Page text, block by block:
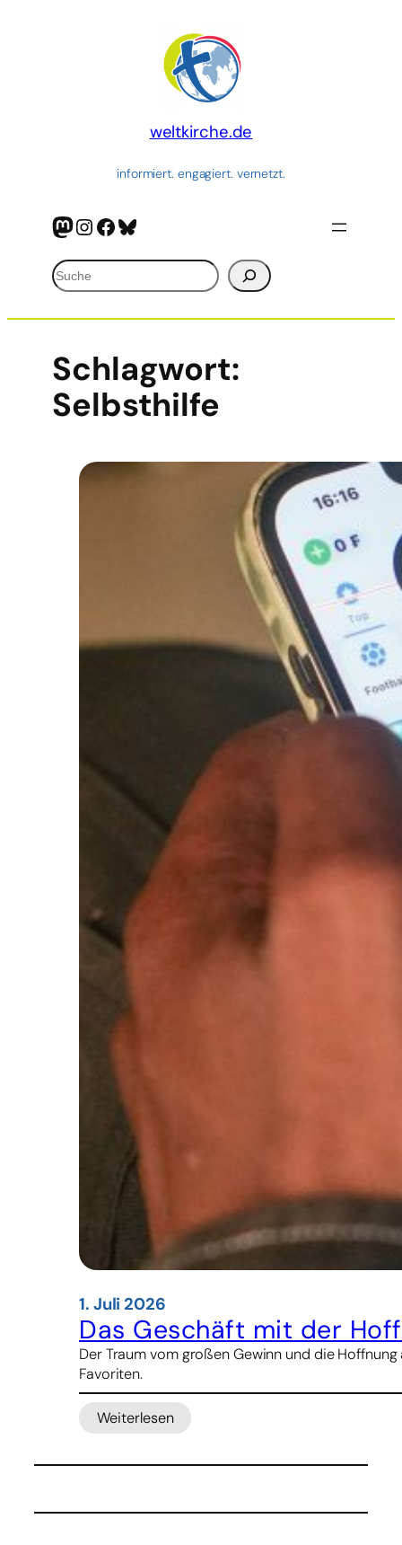
weltkirche.de
informiert. engagiert. vernetzt.
Mastodon
Instagram
Facebook
Bluesky
Suchen
Schlagwort:
Selbsthilfe
1. Juli 2026
Das Geschäft mit der
Der Traum vom großen Gewinn und die
Favoriten.
Weiterlesen
:
Geschäft